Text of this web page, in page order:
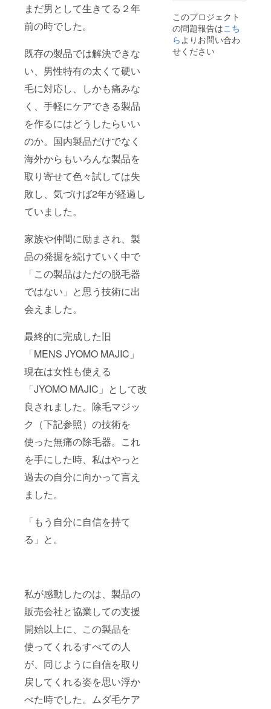
まだ男として生きてる２年
前の時でした。
既存の製品では解決できな
い、男性特有の太くて硬い
毛に対応し、しかも痛みな
く、手軽にケアできる製品
を作るにはどうしたらいい
のか。国内製品だけでなく
海外からもいろんな製品を
取り寄せて色々試しては失
敗し、気づけば2年が経過し
ていました。
家族や仲間に励まされ、製
品の発掘を続けていく中で
「この製品はただの脱毛器
ではない」と思う技術に出
会えました。
最終的に完成した旧
「MENS JYOMO MAJIC」
現在は女性も使える
「JYOMO MAJIC」として改
良されました。除毛マジッ
ク（下記参照）の技術を
使った無痛の除毛器。これ
を手にした時、私はやっと
過去の自分に向かって言え
ました。
「もう自分に自信を持て
る」と。
私が感動したのは、製品の
販売会社と協業しての支援
開始以上に、この製品を
使ってくれるすべての人
が、同じように自信を取り
戻してくれる姿を思い浮か
べた時でした。ムダ毛ケア
税込）をご
負担いただ
きます。
このプロジェクト
の問題報告はこち
ら よりお問い合わ
せください